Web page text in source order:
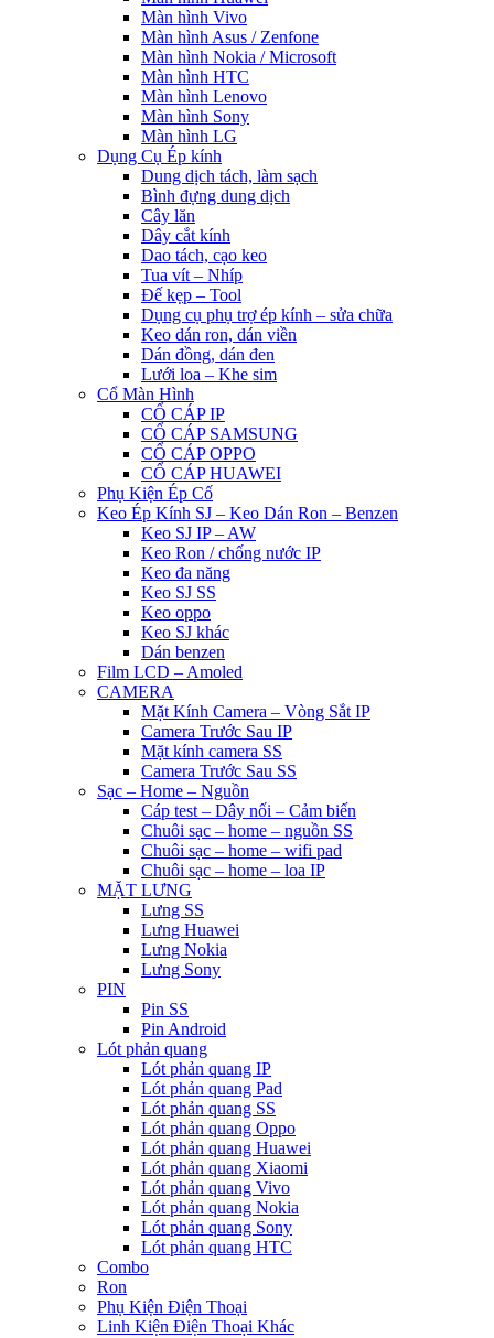
Màn hình Vivo
Màn hình Asus / Zenfone
Màn hình Nokia / Microsoft
Màn hình HTC
Màn hình Lenovo
Màn hình Sony
Màn hình LG
Dụng Cụ Ép kính
Dung dịch tách, làm sạch
Bình đựng dung dịch
Cây lăn
Dây cắt kính
Dao tách, cạo keo
Tua vít – Nhíp
Đế kẹp – Tool
Dụng cụ phụ trợ ép kính – sửa chữa
Keo dán ron, dán viền
Dán đồng, dán đen
Lưới loa – Khe sim
Cổ Màn Hình
CỔ CÁP IP
CỔ CÁP SAMSUNG
CỔ CÁP OPPO
CỔ CÁP HUAWEI
Phụ Kiện Ép Cố
Keo Ép Kính SJ – Keo Dán Ron – Benzen
Keo SJ IP – AW
Keo Ron / chống nước IP
Keo đa năng
Keo SJ SS
Keo oppo
Keo SJ khác
Dán benzen
Film LCD – Amoled
CAMERA
Mặt Kính Camera – Vòng Sắt IP
Camera Trước Sau IP
Mặt kính camera SS
Camera Trước Sau SS
Sạc – Home – Nguồn
Cáp test – Dây nối – Cảm biến
Chuôi sạc – home – nguồn SS
Chuôi sạc – home – wifi pad
Chuôi sạc – home – loa IP
MẶT LƯNG
Lưng SS
Lưng Huawei
Lưng Nokia
Lưng Sony
PIN
Pin SS
Pin Android
Lót phản quang
Lót phản quang IP
Lót phản quang Pad
Lót phản quang SS
Lót phản quang Oppo
Lót phản quang Huawei
Lót phản quang Xiaomi
Lót phản quang Vivo
Lót phản quang Nokia
Lót phản quang Sony
Lót phản quang HTC
Combo
Ron
Phụ Kiện Điện Thoại
Linh Kiện Điện Thoại Khác